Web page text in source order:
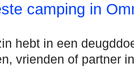
camping in
hebt in een
vrienden of partner